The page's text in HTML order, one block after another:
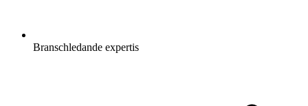
Branschledande expertis